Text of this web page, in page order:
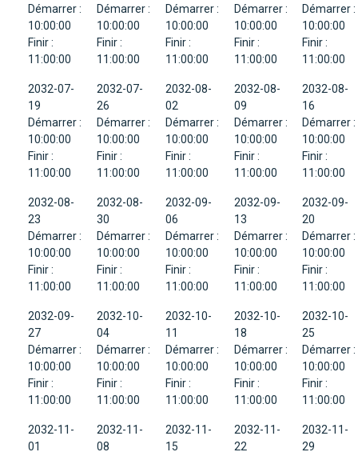
Démarrer :
10:00:00
Finir :
11:00:00
Démarrer :
10:00:00
Finir :
11:00:00
Démarrer :
10:00:00
Finir :
11:00:00
Démarrer :
10:00:00
Finir :
11:00:00
Démarrer :
10:00:00
Finir :
11:00:00
2032-07-
19
Démarrer :
10:00:00
Finir :
11:00:00
2032-07-
26
Démarrer :
10:00:00
Finir :
11:00:00
2032-08-
02
Démarrer :
10:00:00
Finir :
11:00:00
2032-08-
09
Démarrer :
10:00:00
Finir :
11:00:00
2032-08-
16
Démarrer :
10:00:00
Finir :
11:00:00
2032-08-
23
Démarrer :
10:00:00
Finir :
11:00:00
2032-08-
30
Démarrer :
10:00:00
Finir :
11:00:00
2032-09-
06
Démarrer :
10:00:00
Finir :
11:00:00
2032-09-
13
Démarrer :
10:00:00
Finir :
11:00:00
2032-09-
20
Démarrer :
10:00:00
Finir :
11:00:00
2032-09-
27
Démarrer :
10:00:00
Finir :
11:00:00
2032-10-
04
Démarrer :
10:00:00
Finir :
11:00:00
2032-10-
11
Démarrer :
10:00:00
Finir :
11:00:00
2032-10-
18
Démarrer :
10:00:00
Finir :
11:00:00
2032-10-
25
Démarrer :
10:00:00
Finir :
11:00:00
2032-11-
01
2032-11-
08
2032-11-
15
2032-11-
22
2032-11-
29